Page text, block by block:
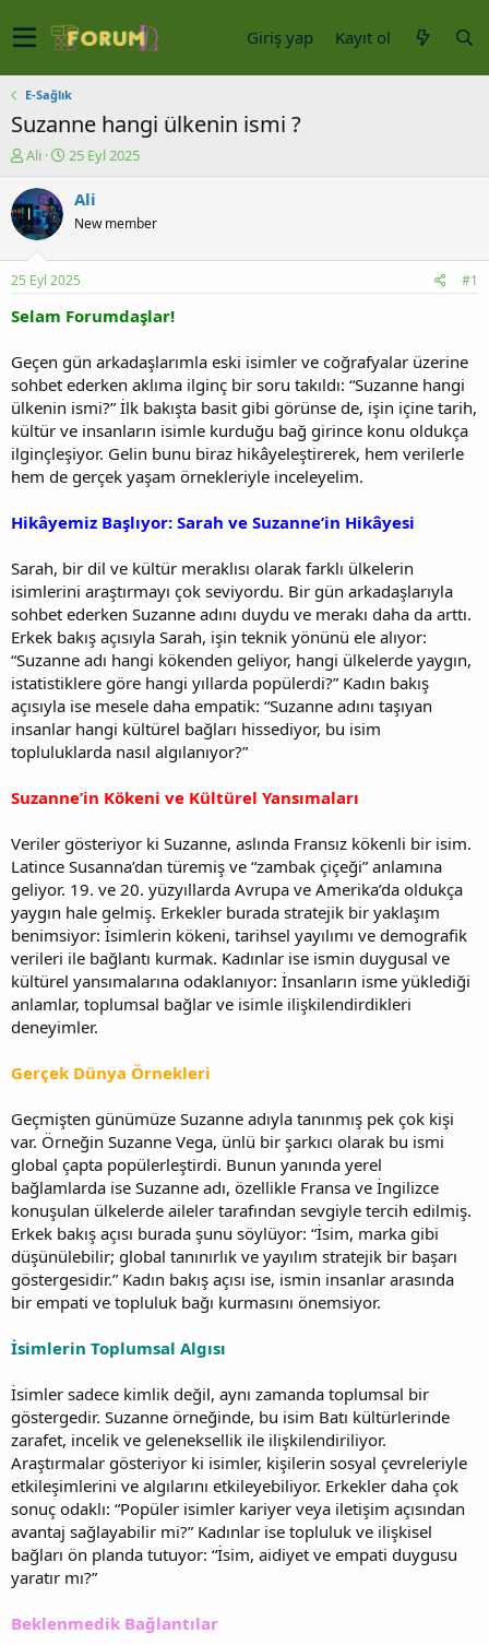
Giriş yap Kayıt ol
E-Sağlık
Suzanne hangi ülkenin ismi ?
K
n
u
y
b
a
ş
t
a
n
Ali
B
g
ı
ç
r
i
h
i
25 Eyl 2025
Ali
New member
25 Eyl 2025 #1
Selam Forumdaşlar!
Geçen gün arkadaşlarımla eski isimler ve coğrafyalar üzerine
sohbet ederken aklıma ilginç bir soru takıldı: “Suzanne hangi
ülkenin ismi?” İlk bakışta basit gibi görünse de, işin içine tarih,
kültür ve insanların isimle kurduğu bağ girince konu oldukça
ilginçleşiyor. Gelin bunu biraz hikâyeleştirerek, hem verilerle
hem de gerçek yaşam örnekleriyle inceleyelim.
Hikâyemiz Başlıyor: Sarah ve Suzanne’in Hikâyesi
Sarah, bir dil ve kültür meraklısı olarak farklı ülkelerin
isimlerini araştırmayı çok seviyordu. Bir gün arkadaşlarıyla
sohbet ederken Suzanne adını duydu ve merakı daha da arttı.
Erkek bakış açısıyla Sarah, işin teknik yönünü ele alıyor:
“Suzanne adı hangi kökenden geliyor, hangi ülkelerde yaygın,
istatistiklere göre hangi yıllarda popülerdi?” Kadın bakış
açısıyla ise mesele daha empatik: “Suzanne adını taşıyan
insanlar hangi kültürel bağları hissediyor, bu isim
topluluklarda nasıl algılanıyor?”
Suzanne’in Kökeni ve Kültürel Yansımaları
Veriler gösteriyor ki Suzanne, aslında Fransız kökenli bir isim.
Latince Susanna’dan türemiş ve “zambak çiçeği” anlamına
geliyor. 19. ve 20. yüzyıllarda Avrupa ve Amerika’da oldukça
yaygın hale gelmiş. Erkekler burada stratejik bir yaklaşım
benimsiyor: İsimlerin kökeni, tarihsel yayılımı ve demografik
verileri ile bağlantı kurmak. Kadınlar ise ismin duygusal ve
kültürel yansımalarına odaklanıyor: İnsanların isme yüklediği
anlamlar, toplumsal bağlar ve isimle ilişkilendirdikleri
deneyimler.
Gerçek Dünya Örnekleri
Geçmişten günümüze Suzanne adıyla tanınmış pek çok kişi
var. Örneğin Suzanne Vega, ünlü bir şarkıcı olarak bu ismi
global çapta popülerleştirdi. Bunun yanında yerel
bağlamlarda ise Suzanne adı, özellikle Fransa ve İngilizce
konuşulan ülkelerde aileler tarafından sevgiyle tercih edilmiş.
Erkek bakış açısı burada şunu söylüyor: “İsim, marka gibi
düşünülebilir; global tanınırlık ve yayılım stratejik bir başarı
göstergesidir.” Kadın bakış açısı ise, ismin insanlar arasında
bir empati ve topluluk bağı kurmasını önemsiyor.
İsimlerin Toplumsal Algısı
İsimler sadece kimlik değil, aynı zamanda toplumsal bir
göstergedir. Suzanne örneğinde, bu isim Batı kültürlerinde
zarafet, incelik ve geleneksellik ile ilişkilendiriliyor.
Araştırmalar gösteriyor ki isimler, kişilerin sosyal çevreleriyle
etkileşimlerini ve algılarını etkileyebiliyor. Erkekler daha çok
sonuç odaklı: “Popüler isimler kariyer veya iletişim açısından
avantaj sağlayabilir mi?” Kadınlar ise topluluk ve ilişkisel
bağları ön planda tutuyor: “İsim, aidiyet ve empati duygusu
yaratır mı?”
Beklenmedik Bağlantılar